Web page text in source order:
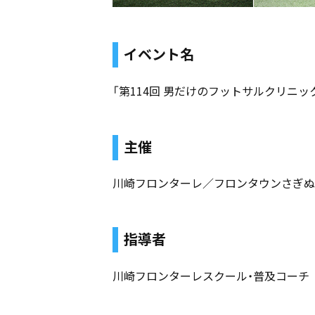
イベント名
「第114回 男だけのフットサルクリニッ
主催
川崎フロンターレ／フロンタウンさぎ
指導者
川崎フロンターレスクール・普及コーチ